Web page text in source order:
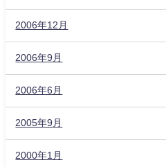
2006年12月
2006年9月
2006年6月
2005年9月
2000年1月